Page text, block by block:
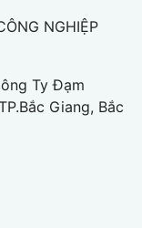
NGHIỆP
Ty Đạm
Giang, Bắc